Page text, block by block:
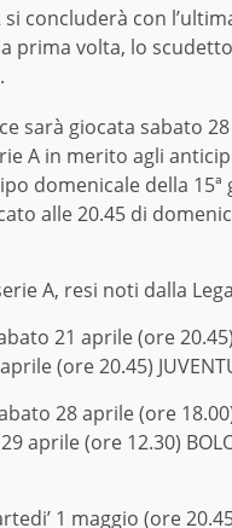
si concluderà con
prima volta, lo
sarà giocata sabato
A in merito agli
domenicale della 15ª
alle 20.45 di
A, resi noti dalla
21 aprile (ore
(ore 20.45)
28 aprile (ore
aprile (ore 12.30)
1 maggio (ore